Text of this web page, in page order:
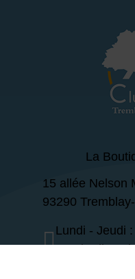
La
15 allée Nelson
93290
Lundi - Jeudi
Vendredi :